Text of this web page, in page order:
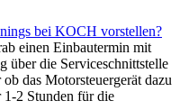
bei KOCH vorstellen?
einen Einbautermin mit
über die Serviceschnittstelle
das Motorsteuergerät dazu
1-2 Stunden für die